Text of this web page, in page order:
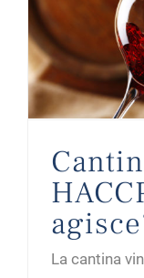
La cantina